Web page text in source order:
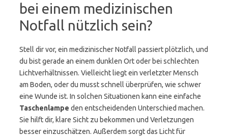
bei einem medizinischen
Notfall nützlich sein?
Stell dir vor, ein medizinischer Notfall passiert plötzlich, und
du bist gerade an einem dunklen Ort oder bei schlechten
Lichtverhältnissen. Vielleicht liegt ein verletzter Mensch
am Boden, oder du musst schnell überprüfen, wie schwer
eine Wunde ist. In solchen Situationen kann eine einfache
Taschenlampe den entscheidenden Unterschied machen.
Sie hilft dir, klare Sicht zu bekommen und Verletzungen
besser einzuschätzen. Außerdem sorgt das Licht für